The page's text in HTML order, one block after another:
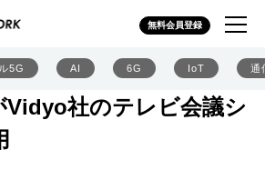
無料会員登録
5G AI 6G IoT 通
Vidyo社のテレビ会議シ